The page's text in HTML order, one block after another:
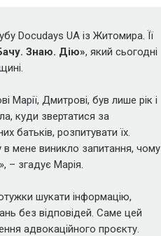
Docudays UA із Житомира. Її
Знаю. Дію», який сьогодні
Дмитрові, був лише рік і
куди звертатися за
батьків, розпитувати їх.
мене виникло запитання, чому
– згадує Марія.
шукати інформацію,
без відповідей. Саме цей
адвокаційного проєкту.